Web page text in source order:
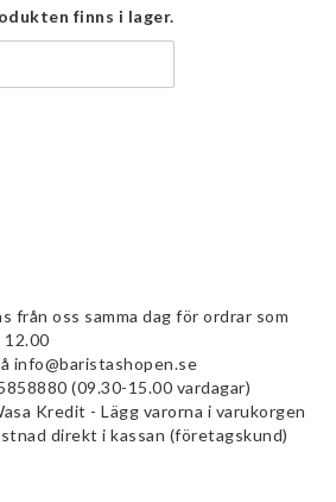
finns i lager.
från oss samma dag för ordrar som
12.00
info@baristashopen.se
(09.30-15.00 vardagar)
Kredit - Lägg varorna i varukorgen
direkt i kassan (företagskund)